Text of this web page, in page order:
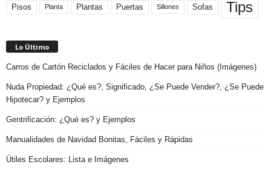
Pisos Planta Plantas Puertas Sillones Sofas Tips
Lo Último
Carros de Cartón Reciclados y Fáciles de Hacer para Niños (Imágenes)
Nuda Propiedad: ¿Qué es?, Significado, ¿Se Puede Vender?, ¿Se Puede
Hipotecar? y Ejemplos
Gentrificación: ¿Qué es? y Ejemplos
Manualidades de Navidad Bonitas, Fáciles y Rápidas
Útiles Escolares: Lista e Imágenes